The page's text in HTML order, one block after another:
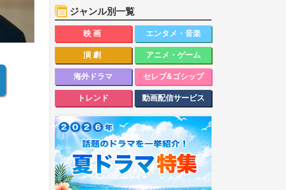
ジャンル別一覧
映画 エンタメ・音楽
演劇 アニメ・ゲーム
海外ドラマ セレブ&ゴシップ
トレンド 動画配信サービス